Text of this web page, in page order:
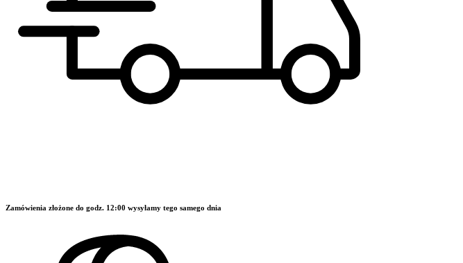
Zamówienia złożone do godz. 12:00 wysyłamy tego samego dnia